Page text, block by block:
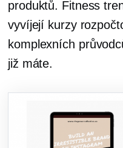
produktů. Fitness
vyvíjejí kurzy
komplexních
již máte.